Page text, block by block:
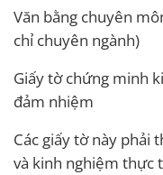
Văn bằng chuyên
chỉ chuyên ngành)
Giấy tờ chứng minh
đảm nhiệm
Các giấy tờ này phải
và kinh nghiệm thực